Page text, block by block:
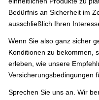
Bedürfnis an Sicherheit im
ausschließlich Ihren
Wenn Sie also ganz sicher
Konditionen zu bekommen,
erleben, wie unsere
Versicherungsbedingungen
Sprechen Sie uns an. Wir